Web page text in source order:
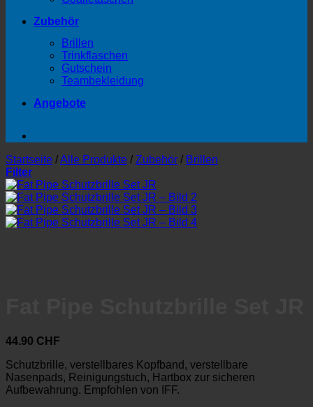
Zubehör
Brillen
Trinkflaschen
Gutschein
Teambekleidung
Angebote
Startseite /Alle Produkte / Zubehör / Brillen
Filter
44.90 CHF
Schutzbrille, verstellbares Kopfband, verstellbare
Nasenpads, Reinigungstuch, Hartbox zur sicheren
Aufbewahrung. Empfohlen von IFF.